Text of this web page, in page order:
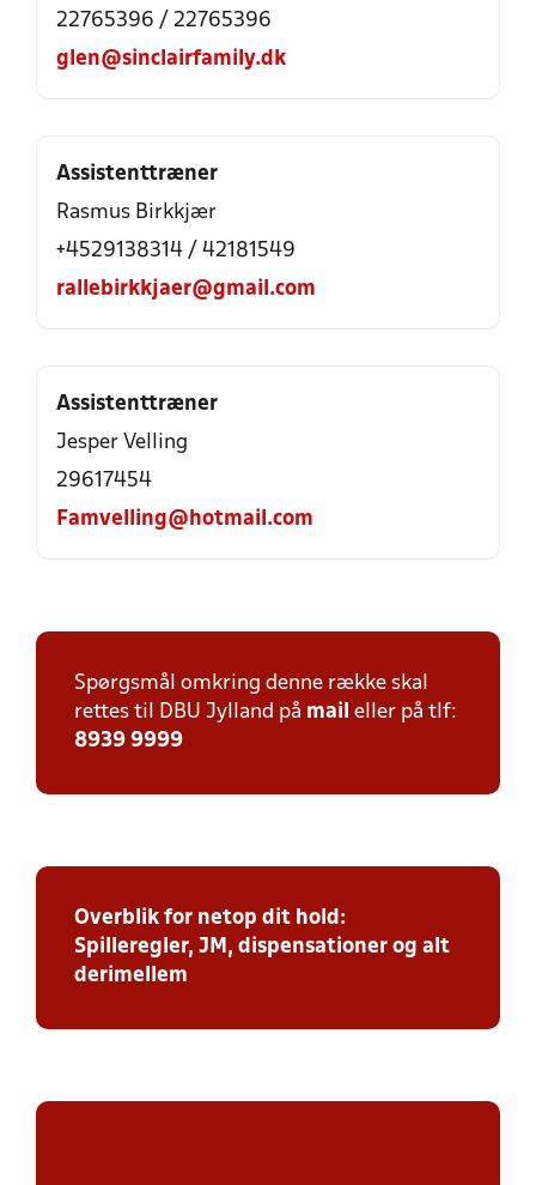
22765396 / 22765396
glen@sinclairfamily.dk
Assistenttræner
Rasmus Birkkjær
+4529138314 / 42181549
rallebirkkjaer@gmail.com
Assistenttræner
Jesper Velling
29617454
Famvelling@hotmail.com
Spørgsmål omkring denne række skal
rettes til DBU Jylland på mail eller på tlf:
8939 9999
Overblik for netop dit hold:
Spilleregler, JM, dispensationer og alt
derimellem